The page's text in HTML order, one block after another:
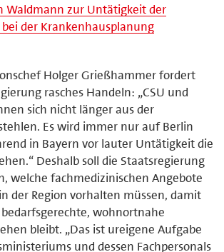
Waldmann zur Untätigkeit der
der Krankenhausplanung
Holger Grießhammer fordert
rasches Handeln: „CSU und
sich nicht länger aus der
Es wird immer nur auf Berlin
in Bayern vor lauter Untätigkeit die
Deshalb soll die Staatsregierung
welche fachmedizinischen Angebote
der Region vorhalten müssen, damit
wohnortnahe
bleibt. „Das ist ureigene Aufgabe
und dessen Fachpersonals